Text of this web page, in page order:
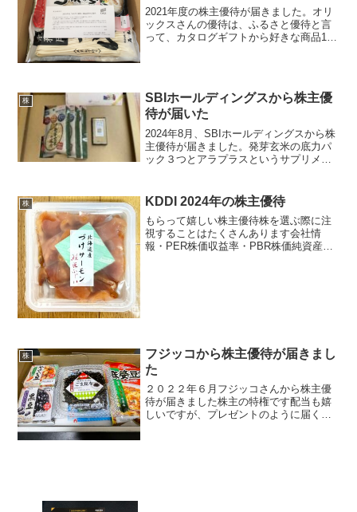
2021年度の株主優待が届きました。オリ
ックスさんの優待は、ふるさと優待と言
って、カタログギフトから好きな商品1品
株
SBIホールディングスから株主優
待が届いた
2024年8月、SBIホールディングスから株
主優待が届きました。発芽玄米の底力パ
ック３つとアラプラスというサプリメン
メントが元気の秘訣です！と以前おっし
ゃっていまし...
株 KDDI 2024年の株主優待
もらって嬉しい株主優待株を選ぶ際に注
視することはたくさんあります会社情
報・PER株価収益率・PBR株価純資産倍
株
フジッコから株主優待が届きまし
た
２０２２年６月フジッコさんから株主優
待が届きました株主の特権です配当も嬉
しいですが、プレゼントのように届く優